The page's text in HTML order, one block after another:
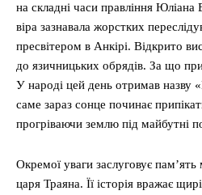
на складні часи правління
віра зазнавала жорстких
пресвітером в Анкірі. Відкрито
до язичницьких обрядів. За що
У народі цей день отримав назву
саме зараз сонце починає
прогріваючи землю під майбутні
Окремої уваги заслуговує
царя Траяна. Її історія вражає